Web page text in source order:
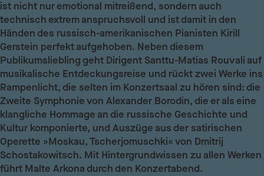
ist nicht nur emotional mitreißend, sondern auch
technisch extrem anspruchsvoll und ist damit in den
Händen des russisch-amerikanischen Pianisten Kirill
Gerstein perfekt aufgehoben. Neben diesem
Publikumsliebling geht Dirigent Santtu-Matias Rouvali auf
musikalische Entdeckungsreise und rückt zwei Werke ins
Rampenlicht, die selten im Konzertsaal zu hören sind: die
Zweite Symphonie von Alexander Borodin, die er als eine
klangliche Hommage an die russische Geschichte und
Kultur komponierte, und Auszüge aus der satirischen
Operette »Moskau, Tscherjomuschki« von Dmitrij
Schostakowitsch. Mit Hintergrundwissen zu allen Werken
führt Malte Arkona durch den Konzertabend.